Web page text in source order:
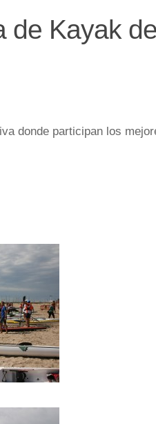
de Kayak
donde participan los